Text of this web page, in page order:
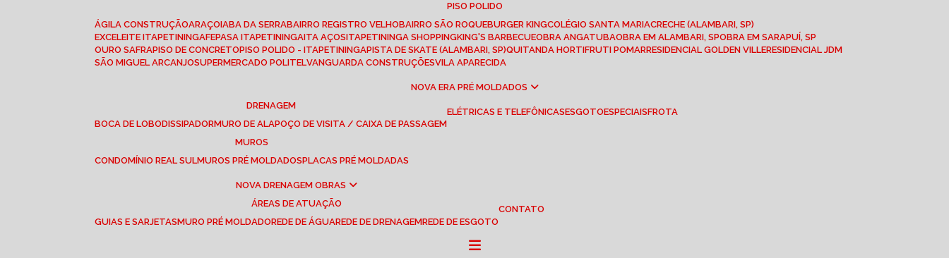
PISO POLIDO
ÁGILA CONSTRUÇÃO ARAÇOIABA DA SERRA BAIRRO REGISTRO VELHO BAIRRO SÃO ROQUE BURGER KING COLÉGIO SANTA MARIA CRECHE (ALAMBARI, SP)
EXCELEITE ITAPETININGA FEPASA ITAPETININGA ITA AÇOS ITAPETININGA SHOPPING KING'S BARBECUE OBRA ANGATUBA OBRA EM ALAMBARI, SP
OBRA EM SARAPUÍ, SP
OURO SAFRA PISO DE CONCRETO PISO POLIDO - ITAPETININGA PISTA DE SKATE (ALAMBARI, SP) QUITANDA HORTIFRUTI POMAR RESIDENCIAL GOLDEN VILLE RESIDENCIAL JDM
SÃO MIGUEL ARCANJO SUPERMERCADO POLITEL VANGUARDA CONSTRUÇÕES VILA APARECIDA
NOVA ERA PRÉ MOLDADOS
DRENAGEM
BOCA DE LOBO DISSIPADOR MURO DE ALA POÇO DE VISITA / CAIXA DE PASSAGEM
ELÉTRICAS E TELEFÔNICAS ESGOTO ESPECIAIS FROTA
MUROS
CONDOMÍNIO REAL SUL
MUROS PRÉ MOLDADOS PLACAS PRÉ MOLDADAS
NOVA DRENAGEM OBRAS
ÁREAS DE ATUAÇÃO
GUIAS E SARJETAS
MURO PRÉ MOLDADO REDE DE ÁGUA REDE DE DRENAGEM REDE DE ESGOTO
CONTATO